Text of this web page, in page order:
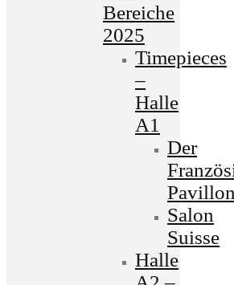
Bereiche
2025
Timepieces
–
Halle
A1
Der
Pavillon
Salon
Suisse
Halle